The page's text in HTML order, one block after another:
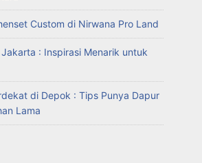
Custom di Nirwana Pro Land
: Inspirasi Menarik untuk
di Depok : Tips Punya Dapur
Lama